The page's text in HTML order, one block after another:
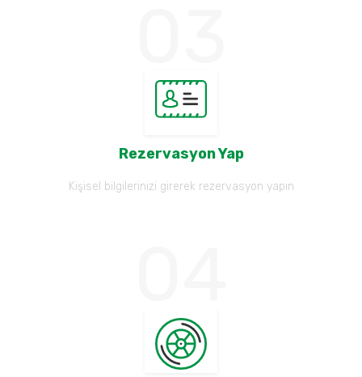
Rezervasyon Yap
Kişisel bilgilerinizi girerek rezervasyon yapın